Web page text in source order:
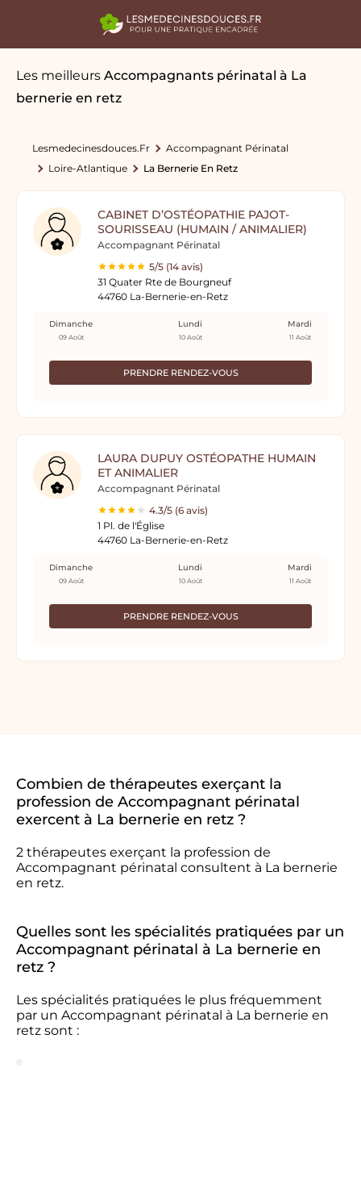
Les meilleurs Accompagnants périnatal à La
bernerie en retz
Lesmedecinesdouces.fr
Accompagnant Périnatal
Loire-Atlantique
La Bernerie En Retz
CABINET D’OSTÉOPATHIE PAJOT-
SOURISSEAU (HUMAIN / ANIMALIER)
Accompagnant Périnatal
5/5 (14 avis)
31 Quater Rte de Bourgneuf
44760 La-Bernerie-en-Retz
PRENDRE RENDEZ-VOUS
Dimanche
09 Août
Lundi
10 Août
Mardi
11 Août
LAURA DUPUY OSTÉOPATHE HUMAIN
ET ANIMALIER
Accompagnant Périnatal
4.3/5 (6 avis)
1 Pl. de l'Église
44760 La-Bernerie-en-Retz
PRENDRE RENDEZ-VOUS
Dimanche
09 Août
Lundi
10 Août
Mardi
11 Août
Combien de thérapeutes exerçant la
profession de Accompagnant périnatal
exercent à La bernerie en retz ?
2 thérapeutes exerçant la profession de
Accompagnant périnatal consultent à La bernerie
en retz.
Quelles sont les spécialités pratiquées par un
Accompagnant périnatal à La bernerie en
retz ?
Les spécialités pratiquées le plus fréquemment
par un Accompagnant périnatal à La bernerie en
retz sont :